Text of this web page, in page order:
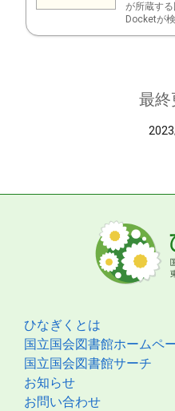
が所蔵する
Docketが
最終
ひなぎくとは
国立国会図書館ホームペ
国立国会図書館サーチ
お知らせ
お問い合わせ